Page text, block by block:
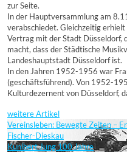
zur Seite.
In der Hauptversammlung am
verabschiedet. Gleichzeitig
Vertrag mit der Stadt Düsseldorf,
macht, dass der Städtische
Landeshauptstadt Düsseldorf ist.
In den Jahren 1952-1956 war
(geschäftsführend). Von 1952-
Kulturdezernent von Düsseldorf,
weitere Artikel
Vereinsleben: Bewegte Zeiten –
Fischer-Dieskau
Kunibert Jung 100 Jahre